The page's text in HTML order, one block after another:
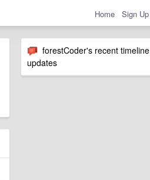
Home Sign Up
forestCoder's recent timeline
updates